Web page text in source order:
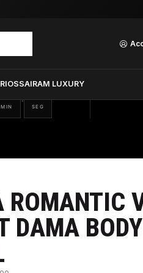
SAIRAM LUXURY
Guardia
MIN
: 10
SEG
ROMANTIC
DAMA